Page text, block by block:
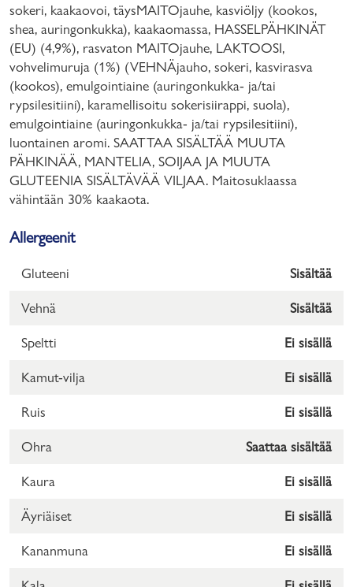
sokeri, kaakaovoi, täysMAITOjauhe, kasviöljy (kookos,
shea, auringonkukka), kaakaomassa, HASSELPÄHKINÄT
(EU) (4,9%), rasvaton MAITOjauhe, LAKTOOSI,
vohvelimuruja (1%) (VEHNÄjauho, sokeri, kasvirasva
(kookos), emulgointiaine (auringonkukka- ja/tai
rypsilesitiini), karamellisoitu sokerisiirappi, suola),
emulgointiaine (auringonkukka- ja/tai rypsilesitiini),
luontainen aromi. SAATTAA SISÄLTÄÄ MUUTA
PÄHKINÄÄ, MANTELIA, SOIJAA JA MUUTA
GLUTEENIA SISÄLTÄVÄÄ VILJAA. Maitosuklaassa
vähintään 30% kaakaota.
Allergeenit
Gluteeni Sisältää
Vehnä Sisältää
Speltti Ei sisällä
Kamut-vilja Ei sisällä
Ruis Ei sisällä
Ohra Saattaa sisältää
Kaura Ei sisällä
Äyriäiset Ei sisällä
Kananmuna Ei sisällä